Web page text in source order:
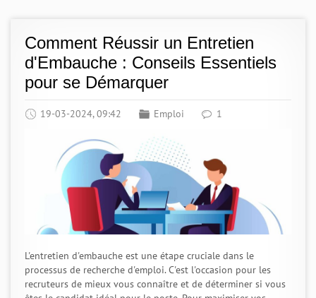
Comment Réussir un Entretien
d'Embauche : Conseils Essentiels
pour se Démarquer
19-03-2024, 09:42 Emploi 1
L'entretien d'embauche est une étape cruciale dans le
processus de recherche d'emploi. C'est l'occasion pour les
recruteurs de mieux vous connaître et de déterminer si vous